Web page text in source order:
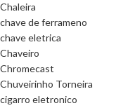
Chaleira
chave de ferrameno
chave eletrica
Chaveiro
Chromecast
Chuveirinho Torneira
cigarro eletronico